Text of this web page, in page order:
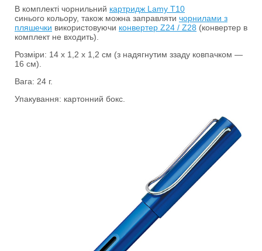
В комплекті чорнильний картридж Lamy Т10
синього кольору, також можна заправляти чорнилами з
пляшечки використовуючи конвертер Z24 / Z28 (конвертер в
комплект не входить).
Розміри: 14 х 1,2 х 1,2 см (з надягнутим ззаду ковпачком —
16 см).
Вага: 24 г.
Упакування: картонний бокс.